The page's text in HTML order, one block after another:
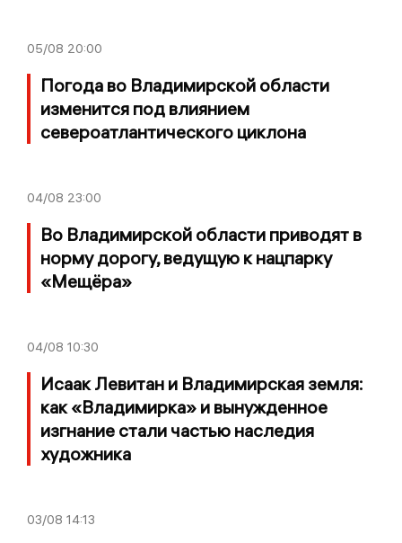
05/08 20:00
Погода во Владимирской области
изменится под влиянием
североатлантического циклона
04/08 23:00
Во Владимирской области приводят в
норму дорогу, ведущую к нацпарку
«Мещёра»
04/08 10:30
Исаак Левитан и Владимирская земля:
как «Владимирка» и вынужденное
изгнание стали частью наследия
художника
03/08 14:13